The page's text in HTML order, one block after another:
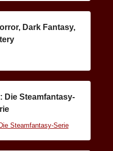
Dark Fantasy,
Die Steamfantasy-